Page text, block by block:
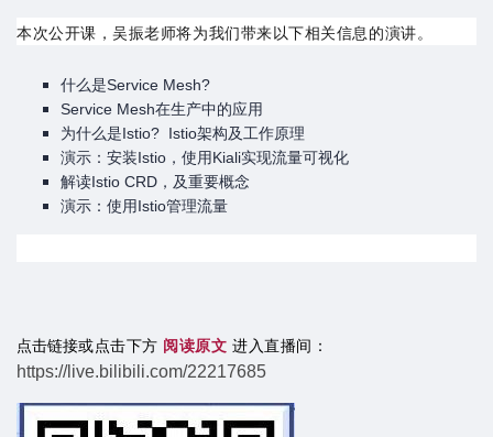
本次公开课，吴振老师将为我们带来以下相关信息的演讲。
什么是Service Mesh?
Service Mesh在生产中的应用
为什么是Istio? Istio架构及工作原理
演示：安装Istio，使用Kiali实现流量可视化
解读Istio CRD，及重要概念
演示：使用Istio管理流量
点击链接或点击下方 阅读原文 进入直播间 ：
https://live.bilibili.com/22217685